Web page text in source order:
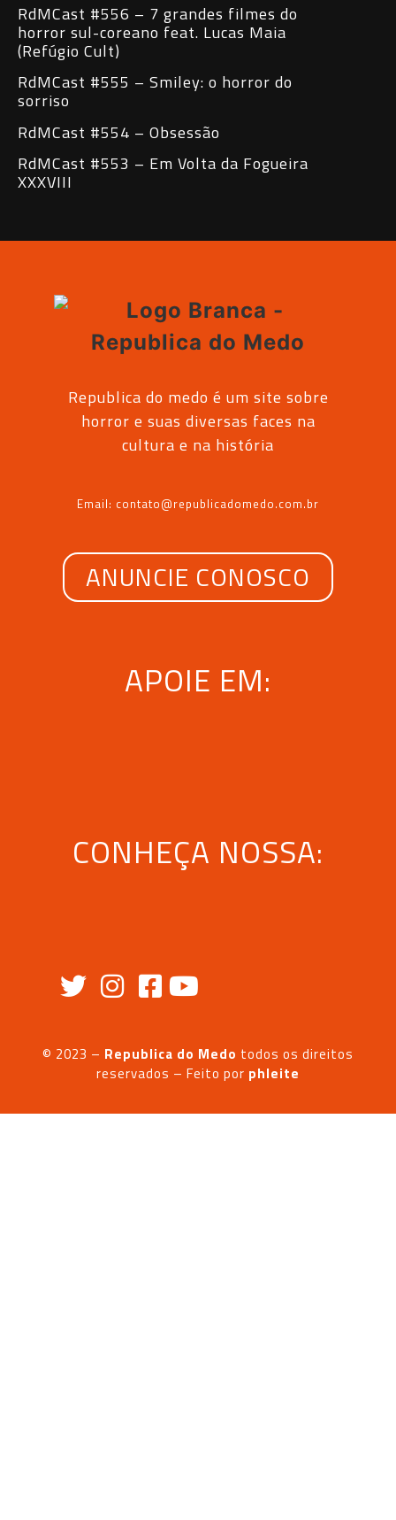
RdMCast #556 – 7 grandes filmes do
horror sul-coreano feat. Lucas Maia
(Refúgio Cult)
RdMCast #555 – Smiley: o horror do
sorriso
RdMCast #554 – Obsessão
RdMCast #553 – Em Volta da Fogueira
XXXVIII
Republica do medo é um site sobre
horror e suas diversas faces na
cultura e na história
Email: contato@republicadomedo.com.br
ANUNCIE CONOSCO
APOIE EM:
CONHEÇA NOSSA:
© 2023 – Republica do Medo todos os direitos
reservados – Feito por phleite